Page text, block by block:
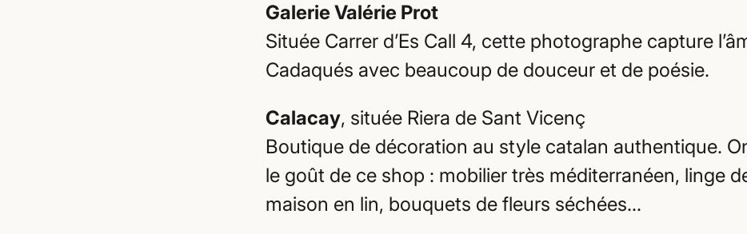
Galerie Valérie Prot
Située Carrer d’Es Call 4, cette photographe capture
Cadaqués avec beaucoup de douceur et de poésie.
Calacay, située Riera de Sant Vicenç
Boutique de décoration au style catalan authentique.
le goût de ce shop : mobilier très méditerranéen, linge
maison en lin, bouquets de fleurs séchées…